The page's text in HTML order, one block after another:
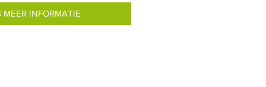
MEER INFORMATIE